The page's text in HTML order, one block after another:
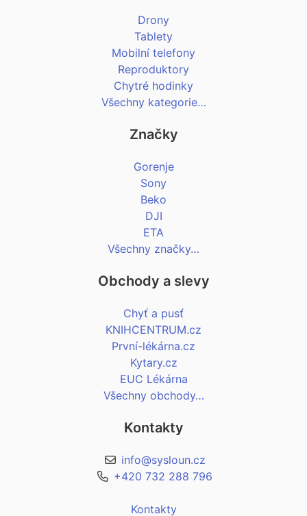
Drony
Tablety
Mobilní telefony
Reproduktory
Chytré hodinky
Všechny kategorie…
Značky
Gorenje
Sony
Beko
DJI
ETA
Všechny značky…
Obchody a slevy
Chyť a pusť
KNIHCENTRUM.cz
První-lékárna.cz
Kytary.cz
EUC Lékárna
Všechny obchody…
Kontakty
info@sysloun.cz
+420 732 288 796
Kontakty